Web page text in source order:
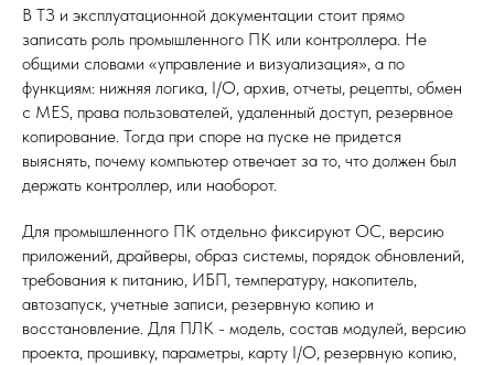
В ТЗ и эксплуатационной документации стоит прямо
записать роль промышленного ПК или контроллера. Не
общими словами «управление и визуализация», а по
функциям: нижняя логика, I/O, архив, отчеты, рецепты, обмен
с MES, права пользователей, удаленный доступ, резервное
копирование. Тогда при споре на пуске не придется
выяснять, почему компьютер отвечает за то, что должен был
держать контроллер, или наоборот.
Для промышленного ПК отдельно фиксируют ОС, версию
приложений, драйверы, образ системы, порядок обновлений,
требования к питанию, ИБП, температуру, накопитель,
автозапуск, учетные записи, резервную копию и
восстановление. Для ПЛК - модель, состав модулей, версию
проекта, прошивку, параметры, карту I/O, резервную копию,